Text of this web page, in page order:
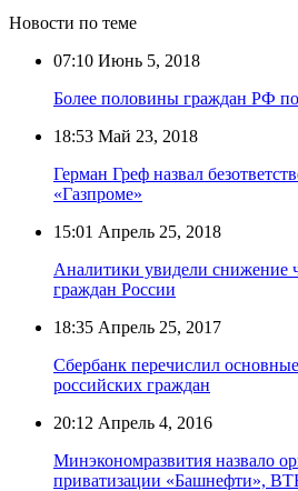
Новости по теме
07:10 Июнь 5, 2018
Более половины граждан РФ
18:53 Май 23, 2018
Герман Греф назвал
«Газпроме»
15:01 Апрель 25, 2018
Аналитики увидели снижение
граждан России
18:35 Апрель 25, 2017
Сбербанк перечислил
российских граждан
20:12 Апрель 4, 2016
Минэкономразвития назвало
приватизации «Башнефти»,